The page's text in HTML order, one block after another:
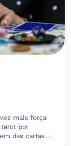
mais força
tarot por
das cartas...